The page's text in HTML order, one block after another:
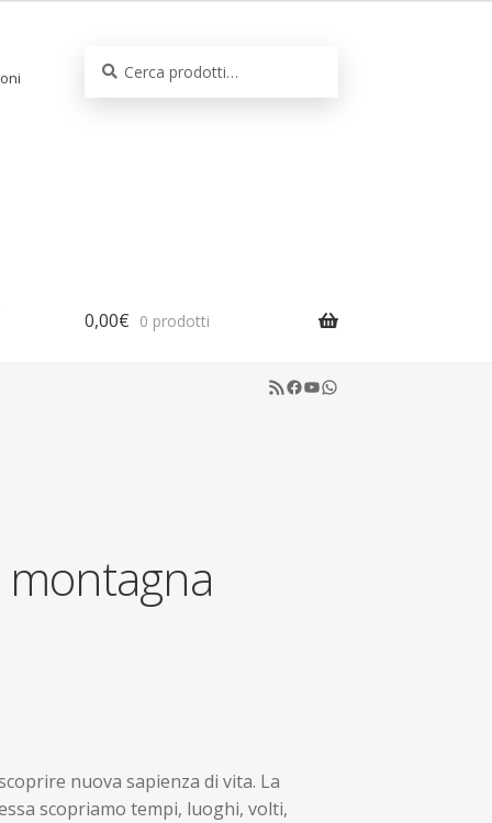
0,00€ 0 prodotti
RSS Feed
Facebook
YouTube
WhatsApp
nuova sapienza di vita. La
scopriamo tempi, luoghi, volti,